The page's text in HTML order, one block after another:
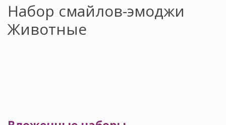
Набор смайлов-эмоджи
Животные